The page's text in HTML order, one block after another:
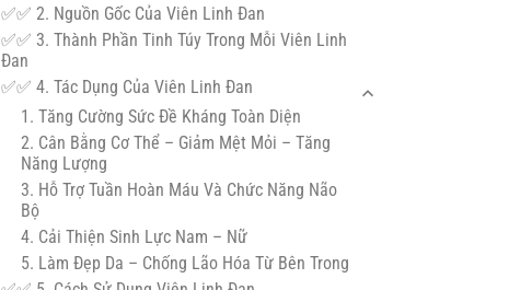
✅✅ 2. Nguồn Gốc Của Viên Linh Đan
✅✅ 3. Thành Phần Tinh Túy Trong Mỗi Viên Linh
Đan
✅✅ 4. Tác Dụng Của Viên Linh Đan
1. Tăng Cường Sức Đề Kháng Toàn Diện
2. Cân Bằng Cơ Thể – Giảm Mệt Mỏi – Tăng
Năng Lượng
3. Hỗ Trợ Tuần Hoàn Máu Và Chức Năng Não
Bộ
4. Cải Thiện Sinh Lực Nam – Nữ
5. Làm Đẹp Da – Chống Lão Hóa Từ Bên Trong